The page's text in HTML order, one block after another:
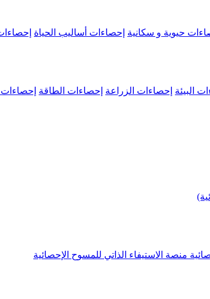
حيوية و سكانية إحصاءات أساليب الحياة
البيئة إحصاءات الزراعة إحصاءات الطاقة إحصاءات
منصة الاستيفاء الذاتي للمسوح الإحصائية